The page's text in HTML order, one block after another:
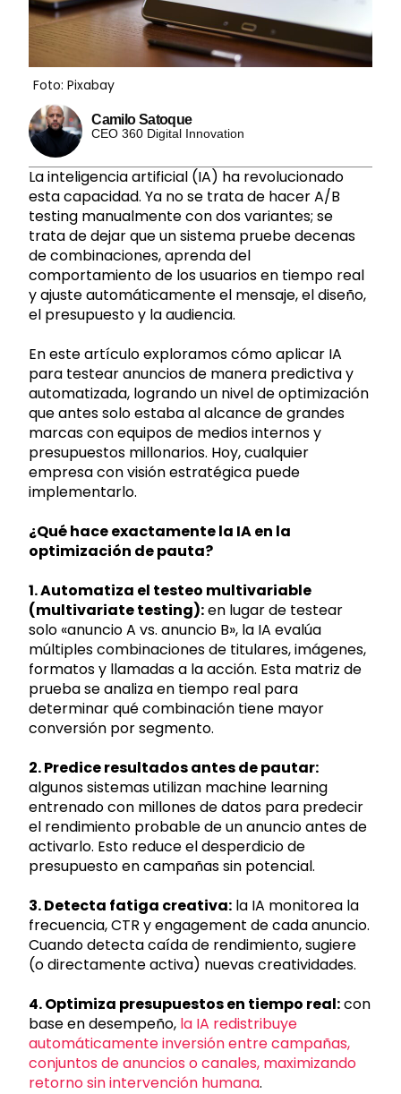
Foto: Pixabay
Camilo Satoque
CEO 360 Digital Innovation
La inteligencia artificial (IA) ha revolucionado
esta capacidad. Ya no se trata de hacer A/B
testing manualmente con dos variantes; se
trata de dejar que un sistema pruebe decenas
de combinaciones, aprenda del
comportamiento de los usuarios en tiempo real
y ajuste automáticamente el mensaje, el diseño,
el presupuesto y la audiencia.
En este artículo exploramos cómo aplicar IA
para testear anuncios de manera predictiva y
automatizada, logrando un nivel de optimización
que antes solo estaba al alcance de grandes
marcas con equipos de medios internos y
presupuestos millonarios. Hoy, cualquier
empresa con visión estratégica puede
implementarlo.
¿Qué hace exactamente la IA en la
optimización de pauta?
1. Automatiza el testeo multivariable
(multivariate testing):en lugar de testear
solo «anuncio A vs. anuncio B», la IA evalúa
múltiples combinaciones de titulares, imágenes,
formatos y llamadas a la acción. Esta matriz de
prueba se analiza en tiempo real para
determinar qué combinación tiene mayor
conversión por segmento.
2. Predice resultados antes de pautar:
algunos sistemas utilizan machine learning
entrenado con millones de datos para predecir
el rendimiento probable de un anuncio antes de
activarlo. Esto reduce el desperdicio de
presupuesto en campañas sin potencial.
3. Detecta fatiga creativa: la IA monitorea la
frecuencia, CTR y engagement de cada anuncio.
Cuando detecta caída de rendimiento, sugiere
(o directamente activa) nuevas creatividades.
4. Optimiza presupuestos en tiempo real:con
base en desempeño, la IA redistribuye
automáticamente inversión entre campañas,
conjuntos de anuncios o canales, maximizando
retorno sin intervención humana.